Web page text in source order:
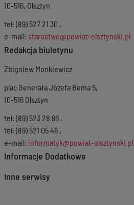
10-516, Olsztyn
tel: (89) 527 21 30 ,
e-mail: starostwo@powiat-olsztynski.pl
Redakcja biuletynu
Zbigniew Monkiewicz
plac Generała Józefa Bema 5,
10-516 Olsztyn
tel: (89) 523 28 96 ,
tel: (89) 521 05 46 ,
e-mail: informatyk@powiat-olsztynski.pl
Informacje Dodatkowe
Inne serwisy